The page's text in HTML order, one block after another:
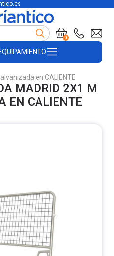
0
carretillas
almacén
y madera
en CALIENTE
MADRID 2X1 M
EN CALIENTE